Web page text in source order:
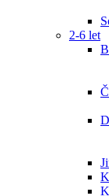
2-6 let